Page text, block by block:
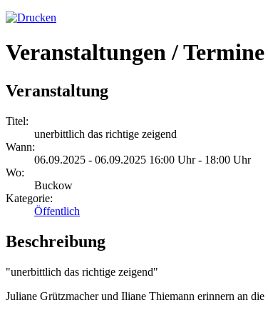
Veranstaltungen / Termine
Veranstaltung
Titel:
unerbittlich das richtige zeigend
Wann:
06.09.2025 - 06.09.2025 16:00 Uhr - 18:00 Uhr
Wo:
Buckow
Kategorie:
Öffentlich
Beschreibung
"unerbittlich das richtige zeigend"
Juliane Grützmacher und Iliane Thiemann erinnern an